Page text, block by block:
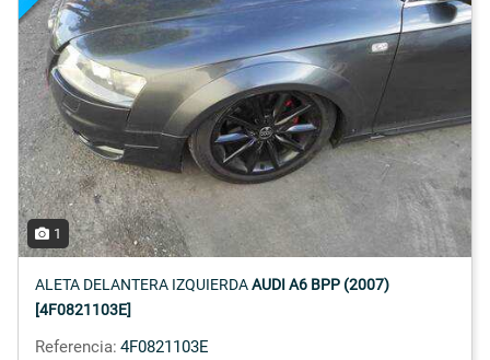
1
ALETA DELANTERA IZQUIERDAAUDI A6 BPP (2007)
[4F0821103E]
Referencia: 4F0821103E